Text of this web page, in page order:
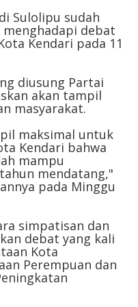
Sulolipu sudah
debat
Kendari pada 11
diusung Partai
akan tampil
masyarakat.
maksimal untuk
Kendari bahwa
mampu
mendatang,"
pada Minggu
simpatisan dan
debat yang kali
Kota
Perempuan dan